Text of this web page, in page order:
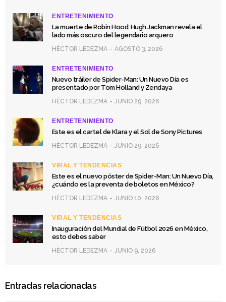
ENTRETENIMIENTO
La muerte de Robin Hood: Hugh Jackman revela el
lado más oscuro del legendario arquero
HÉCTOR LEDEZMA AGOSTO 3, 2026
ENTRETENIMIENTO
Nuevo tráiler de Spider-Man: Un Nuevo Día es
presentado por Tom Holland y Zendaya
HÉCTOR LEDEZMA JUNIO 29, 2026
ENTRETENIMIENTO
Este es el cartel de Klara y el Sol de Sony Pictures
HÉCTOR LEDEZMA JUNIO 29, 2026
VIRAL Y TENDENCIAS
Este es el nuevo póster de Spider-Man: Un Nuevo Día,
¿cuándo es la preventa de boletos en México?
HÉCTOR LEDEZMA JUNIO 10, 2026
VIRAL Y TENDENCIAS
Inauguración del Mundial de Fútbol 2026 en México,
esto debes saber
HÉCTOR LEDEZMA JUNIO 9, 2026
Entradas relacionadas